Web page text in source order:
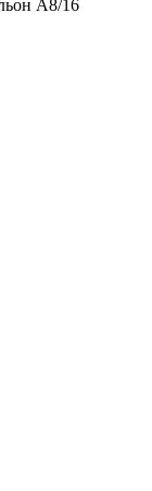
А8/16